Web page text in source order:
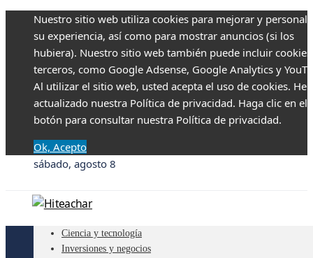
Nuestro sitio web utiliza cookies para mejorar y
su experiencia, así como para mostrar anuncios (si los
hubiera). Nuestro sitio web también puede incluir
terceros, como Google Adsense, Google Analytics y
Al utilizar el sitio web, usted acepta el uso de cookies.
actualizado nuestra Política de privacidad. Haga clic en el
botón para consultar nuestra Política de privacidad.
Ok, Acepto
sábado, agosto 8
Ciencia y tecnología
Inversiones y negocios